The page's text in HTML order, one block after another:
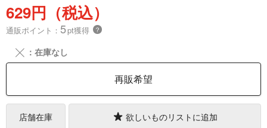
629円（税込）
通販ポイント： 5pt獲得 ？
╳ ：在庫なし
再販希望
店舗在庫 欲しいものリストに追加